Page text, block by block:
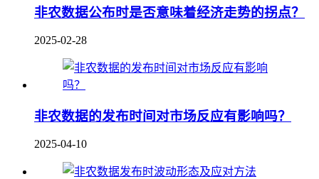
非农数据公布时是否意味着经济走势的拐点？
2025-02-28
非农数据的发布时间对市场反应有影响吗？
2025-04-10